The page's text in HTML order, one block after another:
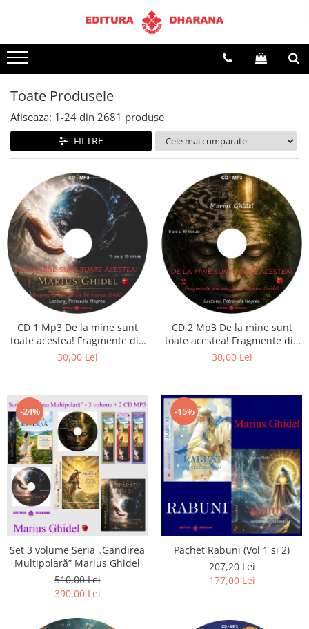
Terapii
Dietoterapie
Toate Produsele
Afiseaza: 1-24 din 2681 produse
FILTRE
CD 1 Mp3 De la mine sunt
toate acestea! Fragmente din
cărțile lui Marius Ghidel
30,00 Lei
CD 2 Mp3 De la mine sunt
toate acestea! Fragmente din
cărțile lui Marius Ghidel
30,00 Lei
-24%
Set 3 volume Seria „Gandirea
Multipolară” Marius Ghidel
510,00 Lei
390,00 Lei
-15%
Pachet Rabuni (Vol 1 si 2)
207,20 Lei
177,00 Lei